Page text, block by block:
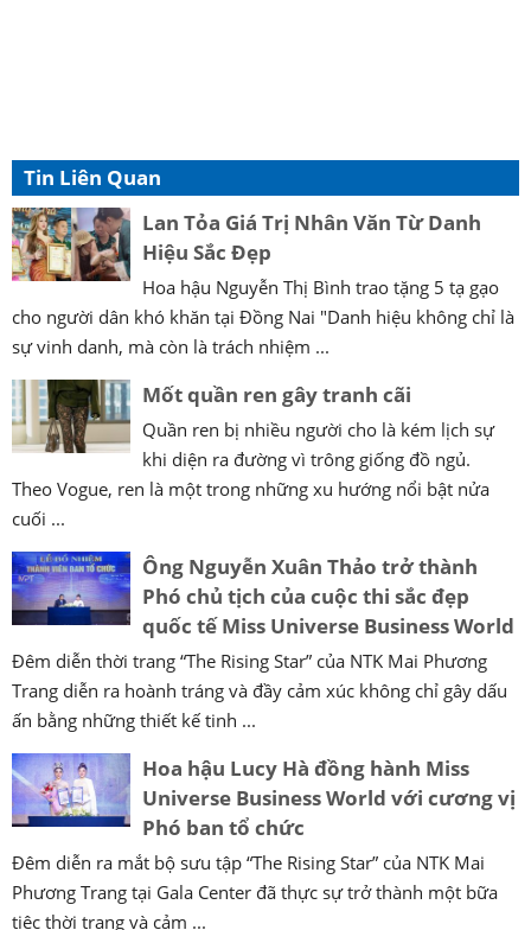
Tin Liên Quan
Lan Tỏa Giá Trị Nhân Văn Từ Danh
Hiệu Sắc Đẹp
Hoa hậu Nguyễn Thị Bình trao tặng 5 tạ gạo
cho người dân khó khăn tại Đồng Nai "Danh hiệu không chỉ là
sự vinh danh, mà còn là trách nhiệm ...
Mốt quần ren gây tranh cãi
Quần ren bị nhiều người cho là kém lịch sự
khi diện ra đường vì trông giống đồ ngủ.
Theo Vogue, ren là một trong những xu hướng nổi bật nửa
cuối ...
Ông Nguyễn Xuân Thảo trở thành
Phó chủ tịch của cuộc thi sắc đẹp
quốc tế Miss Universe Business World
Đêm diễn thời trang “The Rising Star” của NTK Mai Phương
Trang diễn ra hoành tráng và đầy cảm xúc không chỉ gây dấu
ấn bằng những thiết kế tinh ...
Hoa hậu Lucy Hà đồng hành Miss
Universe Business World với cương vị
Phó ban tổ chức
Đêm diễn ra mắt bộ sưu tập “The Rising Star” của NTK Mai
Phương Trang tại Gala Center đã thực sự trở thành một bữa
tiệc thời trang và cảm ...